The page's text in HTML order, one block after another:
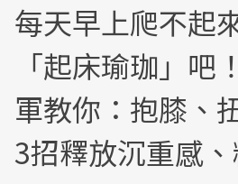
每天早上爬不起
「起床瑜珈」吧
軍教你：抱膝、
3招釋放沉重感